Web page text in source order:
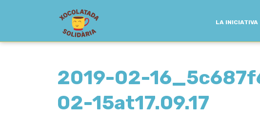
LA INICIATIVA
2019-02-
02-15at17.09.17